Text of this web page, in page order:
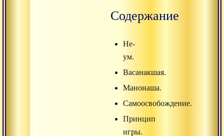
Содержание
Не-
ум.
Васанакшая.
Манонаша.
Самоосвобождение.
Принцип
игры.